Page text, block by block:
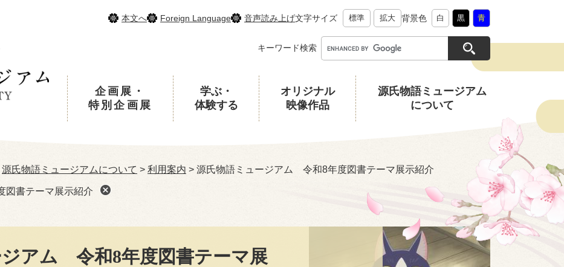
本文へ Foreign Language 音声読み上げ文字サイズ 標準 拡大 背景色 白 黒 青
キーワード検索
企画展・
特別企画展
学ぶ・
体験する
オリジナル
映像作品
源氏物語ミュージアム
について
源氏物語ミュージアムについて > 利用案内 > 源氏物語ミュージアム 令和8年度図書テーマ展示紹介
書テーマ展示紹介
アム 令和8年度図書テーマ展